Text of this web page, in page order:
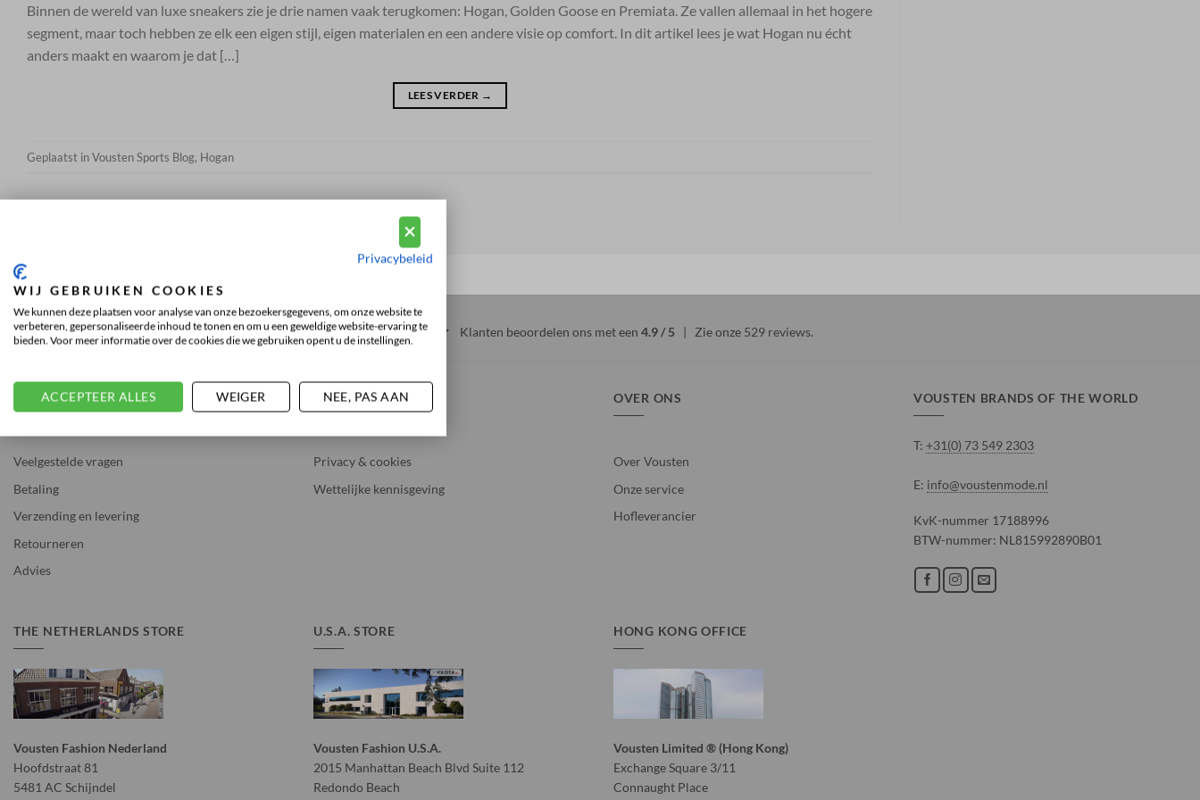
Binnen de wereld van luxe sneakers zie je drie namen vaak terugkomen: Hogan, Golden Goose en Premiata. Ze vallen allemaal in het hogere
segment, maar toch hebben ze elk een eigen stijl, eigen materialen en een andere visie op comfort. In dit artikel lees je wat Hogan nu écht
anders maakt en waarom je dat […]
LEES VERDER →
Geplaatst inVousten Sports Blog, Hogan
Klanten beoordelen ons met een 4.9 / 5 | Zie onze 529 reviews.
SERVICE
Veelgestelde vragen
Betaling
Verzending en levering
Retourneren
Advies
WETTELIJK
Privacy & cookies
Wettelijke kennisgeving
OVER ONS
Over Vousten
Onze service
Hofleverancier
VOUSTEN BRANDS OF THE WORLD
T: +31(0) 73 549 2303
E: info@voustenmode.nl
KvK-nummer 17188996
BTW-nummer: NL815992890B01
THE NETHERLANDS STORE
Vousten Fashion Nederland
Hoofdstraat 81
5481 AC Schijndel
U.S.A. STORE
Vousten Fashion U.S.A.
2015 Manhattan Beach Blvd Suite 112
Redondo Beach
HONG KONG OFFICE
Vousten Limited ® (Hong Kong)
Exchange Square 3/11
Connaught Place
Privacybeleid
WIJ GEBRUIKEN COOKIES
We kunnen deze plaatsen voor analyse van onze bezoekersgegevens, om onze website te
verbeteren, gepersonaliseerde inhoud te tonen en om u een geweldige website-ervaring te
bieden. Voor meer informatie over de cookies die we gebruiken opent u de instellingen.
ACCEPTEER ALLES WEIGER NEE, PAS AAN